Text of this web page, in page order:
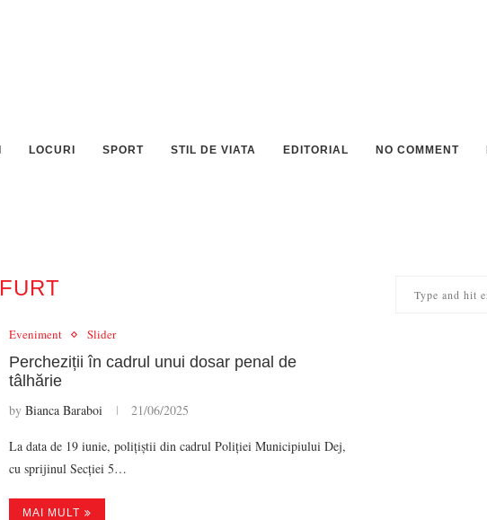
LOCURI SPORT STIL DE VIATA EDITORIAL NO COMMENT
FURT
Eveniment Slider
Percheziții în cadrul unui dosar penal de
tâlhărie
by Bianca Baraboi 21/06/2025
La data de 19 iunie, polițiștii din cadrul Poliției Municipiului Dej,
cu sprijinul Secției 5…
MAI MULT